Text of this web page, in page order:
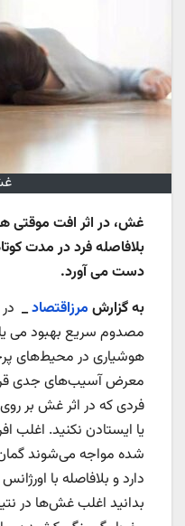
غش، در اثر افت موقتی
بلافاصله فرد در مدت
دست می آورد.
به گزارش مرزاقتصاد_
مصدوم سریع بهبود می
هوشیاری در محیط‌های
معرض آسیب‌های جدی
فردی که در اثر غش بر
یا ایستادن نکنید. اغلب
شده مواجه می‌شوند گمان
دارد و بلافاصله با
بدانید اغلب غش‌ها در